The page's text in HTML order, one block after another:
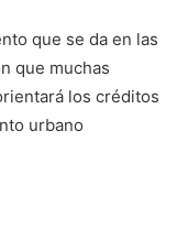
que se da en las
que muchas
los créditos
urbano